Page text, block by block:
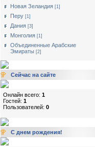
Новая Зеландия [1]
Перу [1]
Дания [3]
Монголия [1]
Объединенные Арабские
Эмираты [2]
Сейчас на сайте
Онлайн всего: 1
Гостей: 1
Пользователей: 0
С днем рождения!